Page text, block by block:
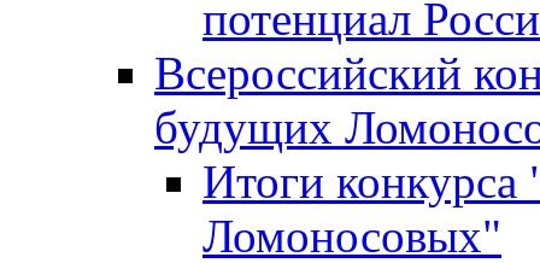
потенциал
Всероссийский
будущих
Итоги
Ломоносовых"